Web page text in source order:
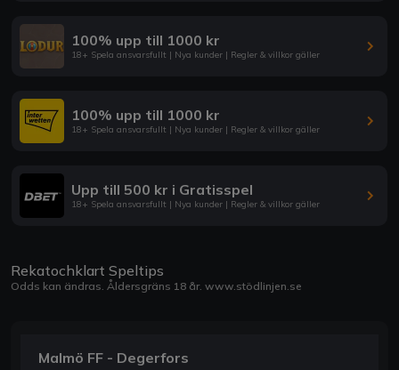
100% upp till 1000 kr
18+ Spela ansvarsfullt | Nya kunder | Regler & villkor gäller
100% upp till 1000 kr
18+ Spela ansvarsfullt | Nya kunder | Regler & villkor gäller
Upp till 500 kr i Gratisspel
18+ Spela ansvarsfullt | Nya kunder | Regler & villkor gäller
Rekatochklart Speltips
Odds kan ändras. Åldersgräns 18 år. www.stödlinjen.se
Malmö FF - Degerfors